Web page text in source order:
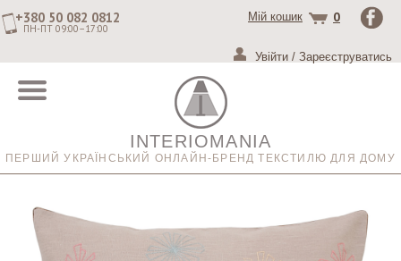
+380 50 082 0812
ПН-ПТ 09:00–17:00
Мій кошик 0
Увійти / Зареєструватись
INTERIOMANIA
ПЕРШИЙ УКРАЇНСЬКИЙ ОНЛАЙН-БРЕНД ТЕКСТИЛЮ ДЛЯ ДОМУ